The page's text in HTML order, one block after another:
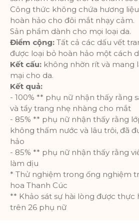
Công thức không chứa hương
hoàn hảo cho đôi mắt nhạy cảm.
Sản phẩm dành cho mọi loại da.
Điểm cộng: Tất cả các dấu vết
được loại bỏ hoàn hảo một cách
Kết cấu: không nhờn rít và mang
mại cho da.
Kết quả:
- 100% ** phụ nữ nhận thấy rằng
và tẩy trang nhẹ nhàng cho mắt
- 85% ** phụ nữ nhận thấy rằng
không thấm nước và lâu trôi, đã
hảo
- 85% ** phụ nữ nhận thấy rằng
làm dịu
* Thử nghiệm trong ống nghiệm
hoa Thanh Cúc
** Khảo sát sự hài lòng được thực
trên 26 phụ nữ
cáo nhắm mục tiêu đến
đối tượng hơn. Ngoài ra,
người dùng tùy chỉnh hơn
được cung cấp theo
thập được.
Thông số sản phẩm
Phân tích
Một bộ cookie để thu
và báo cáo về số liệu
dụng trang web mà
Google.
Thông số sản phẩm